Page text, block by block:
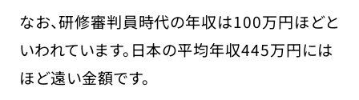
なお、研修審判員時代の年収は100万円ほどと
いわれています。日本の平均年収445万円には
ほど遠い金額です。